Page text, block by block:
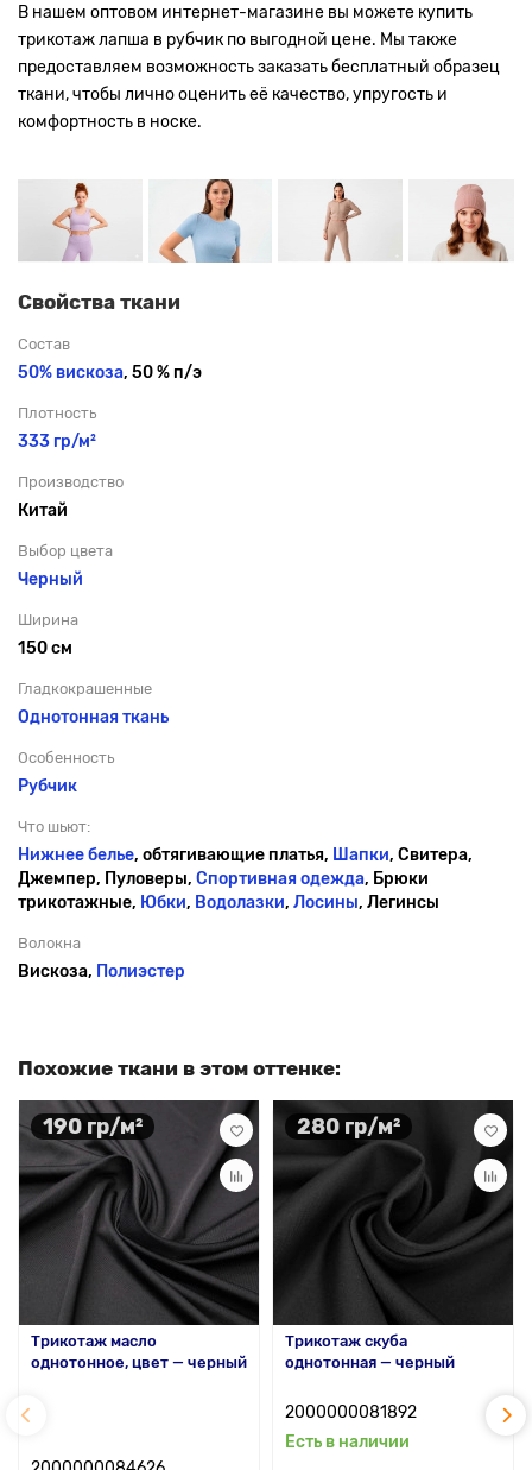
В нашем оптовом интернет-магазине вы можете купить
трикотаж лапша в рубчик по выгодной цене. Мы также
предоставляем возможность заказать бесплатный образец
ткани, чтобы лично оценить её качество, упругость и
комфортность в носке.
Свойства ткани
Состав
50% вискоза, 50 % п/э
Плотность
333 гр/м²
Производство
Китай
Выбор цвета
Черный
Ширина
150 см
Гладкокрашенные
Однотонная ткань
Особенность
Рубчик
Что шьют:
Нижнее белье, обтягивающие платья, Шапки, Свитера,
Джемпер, Пуловеры, Спортивная одежда, Брюки
трикотажные, Юбки, Водолазки, Лосины, Легинсы
Волокна
Вискоза, Полиэстер
Похожие ткани в этом оттенке:
190 гр/м²
Трикотаж масло
однотонное, цвет — черный
280 гр/м²
Трикотаж скуба
однотонная — черный
2000000081892
Есть в наличии